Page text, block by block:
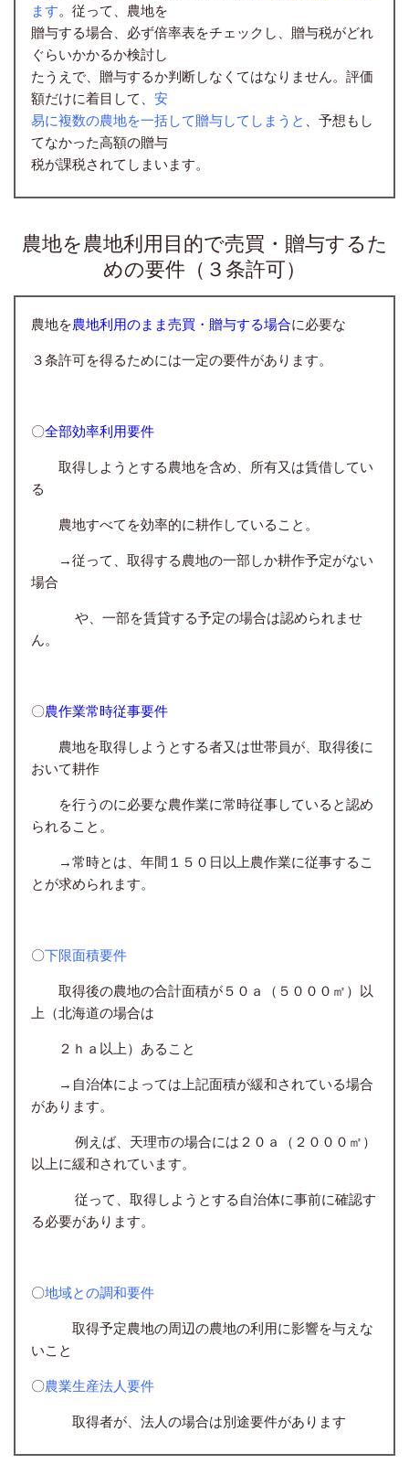
ます。従って、農地を
贈与する場合、必ず倍率表をチェックし、贈与税がどれ
ぐらいかかるか検討し
たうえで、贈与するか判断しなくてはなりません。評価
額だけに着目して、 安
易に複数の農地を一括して贈与してしまうと
、予想もし
てなかった高額の贈与
税が課税されてしまいます。
農地を農地利用目的で売買・贈与するた
めの要件（３条許可）
農地を農地利用のまま売買・贈与する場合に必要な
３条許可を得るためには一定の要件があります。
〇全部効率利用要件
取得しようとする農地を含め、所有又は賃借してい
る
農地すべてを効率的に耕作していること。
→従って、取得する農地の一部しか耕作予定がない
場合
や、一部を賃貸する予定の場合は認められませ
ん。
〇農作業常時従事要件
農地を取得しようとする者又は世帯員が、取得後に
おいて耕作
を行うのに必要な農作業に常時従事していると認め
られること。
→常時とは、年間１５０日以上農作業に従事するこ
とが求められます。
〇下限面積要件
取得後の農地の合計面積が５０ａ（５０００㎡）以
上（北海道の場合は
２ｈａ以上）あること
→自治体によっては上記面積が緩和されている場合
があります。
例えば、天理市の場合には２０ａ（２０００㎡）
以上に緩和されています。
従って、取得しようとする自治体に事前に確認す
る必要があります。
〇地域との調和要件
取得予定農地の周辺の農地の利用に影響を与えな
いこと
〇農業生産法人要件
取得者が、法人の場合は別途要件があります